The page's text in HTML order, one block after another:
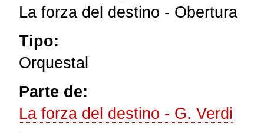
La forza del destino - Obertura
Tipo:
Orquestal
Parte de:
La forza del destino - G. Verdi